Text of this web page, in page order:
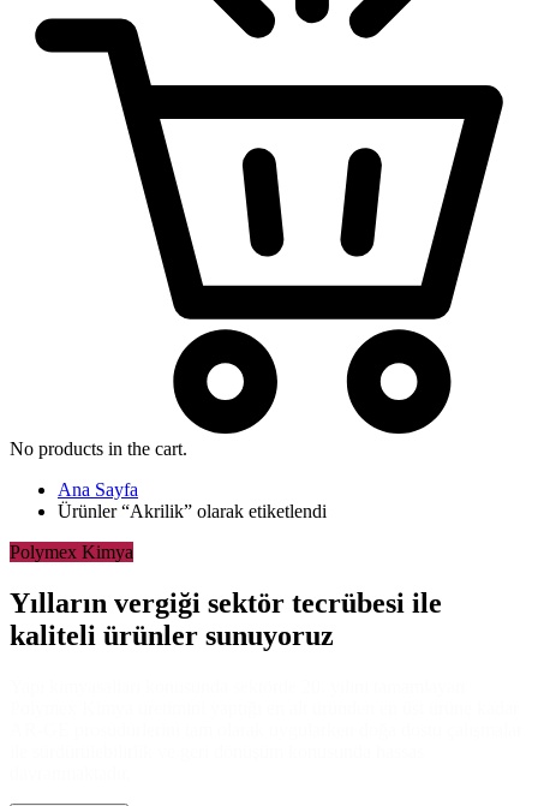
No products in the cart.
Ana Sayfa
Ürünler “Akrilik” olarak etiketlendi
Polymex Kimya
Yılların vergiği sektör tecrübesi ile
kaliteli ürünler sunuyoruz